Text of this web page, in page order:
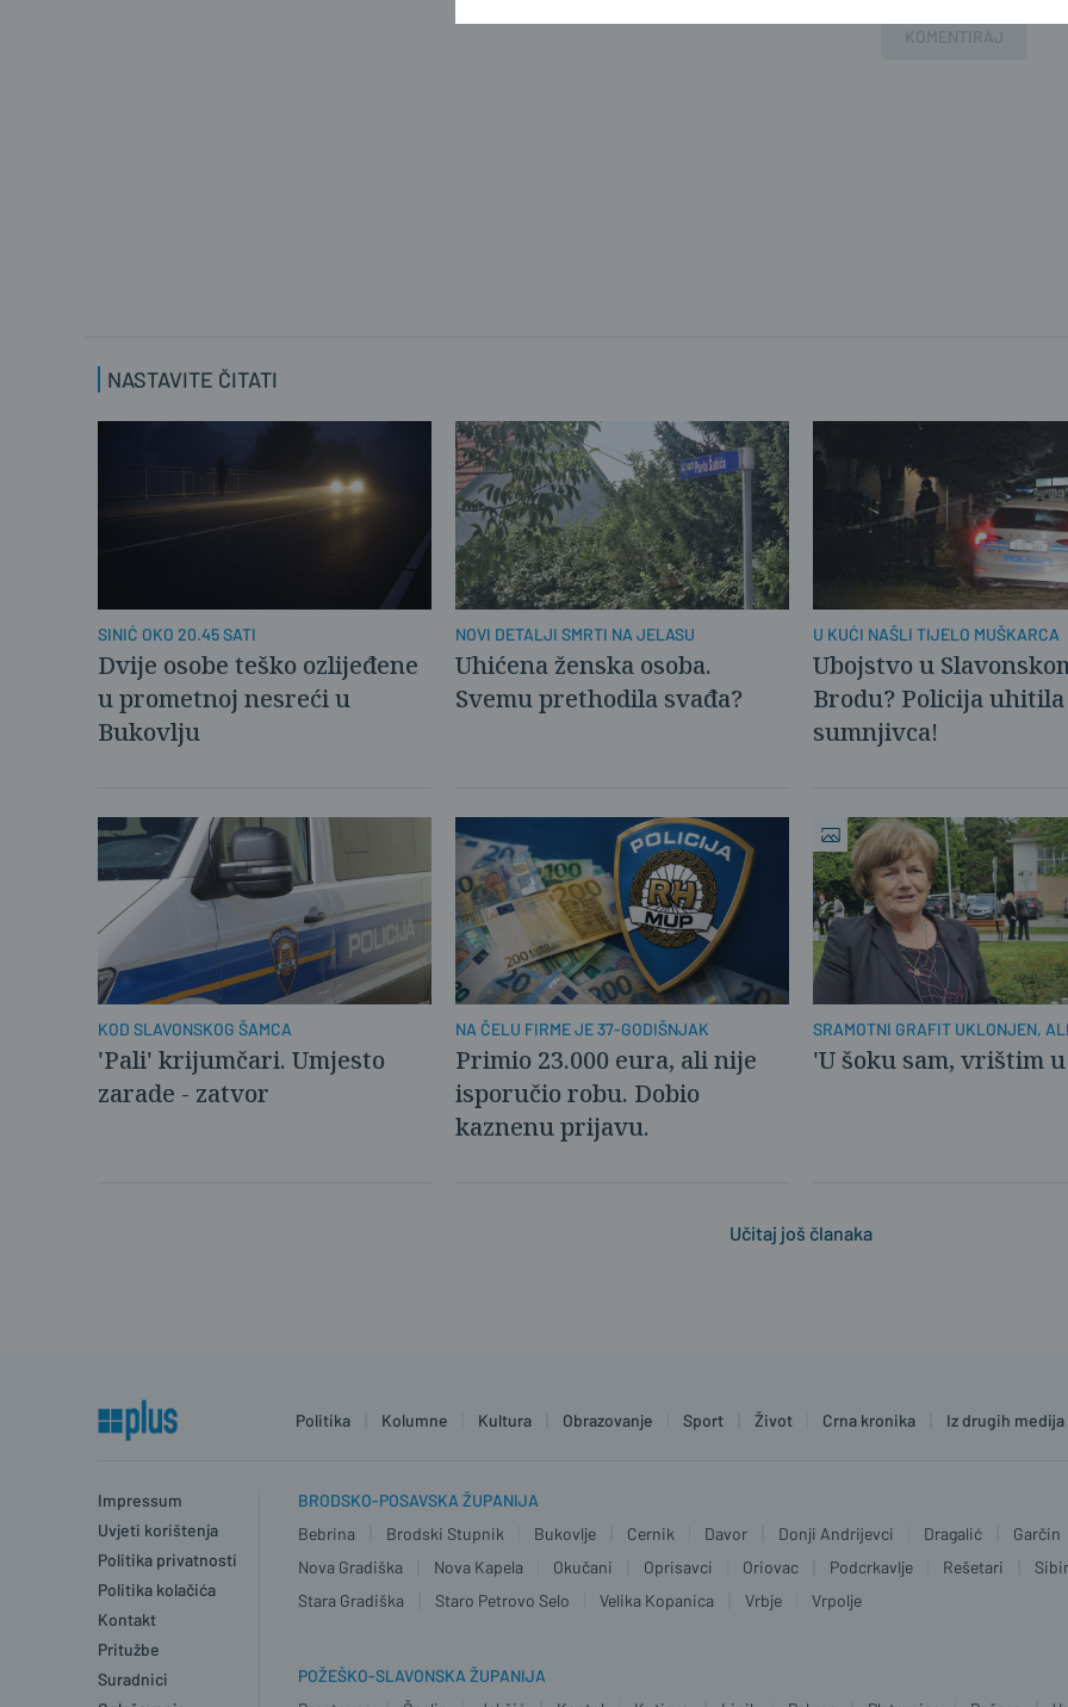
KOMENTIRAJ
NASTAVITE ČITATI
SINIĆ OKO 20.45 SATI
Dvije osobe teško ozlijeđene
u prometnoj nesreći u
Bukovlju
NOVI DETALJI SMRTI NA JELASU
Uhićena ženska osoba.
Svemu prethodila svađa?
U KUĆI NAŠLI TIJELO MUŠKARCA
Ubojstvo u
Brodu? Policija uhitila
sumnjivca!
KOD SLAVONSKOG ŠAMCA
'Pali' krijumčari. Umjesto
zarade - zatvor
NA ČELU FIRME JE 37-GODIŠNJAK
Primio 23.000 eura, ali nije
isporučio robu. Dobio
kaznenu prijavu.
SRAMOTNI GRAFIT UKLONJEN,
OSTAJE
'U šoku sam, vrištim
Učitaj još članaka
Politika Kolumne Kultura Obrazovanje Sport Život Crna kronika Iz drugih medija
Impressum
Uvjeti korištenja
Politika privatnosti
Politika kolačića
Kontakt
Pritužbe
Suradnici
BRODSKO-POSAVSKA ŽUPANIJA
Bebrina
Brodski Stupnik Bukovlje Cernik Davor Donji Andrijevci Dragalić Garčin
Nova Gradiška
Nova Kapela Okučani Oprisavci Oriovac Podcrkavlje Rešetari
Stara Gradiška
Staro Petrovo Selo Velika Kopanica Vrbje Vrpolje
POŽEŠKO-SLAVONSKA ŽUPANIJA